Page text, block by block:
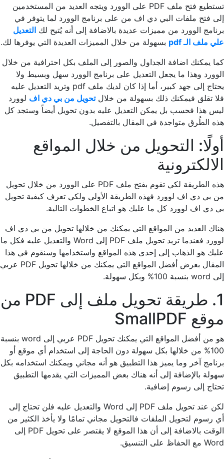
تستطيع فتح ملف PDF على الوورد ويتجه العديد من المستخدمين
إلى فتح ملفات البي دي اف من على برنامج الوورد لما يتوفر في
برنامج الوورد من مميزات عديدة بالاضافة إلى أنه يُتيح لك التعديل
علي ملف الـ pdf
بسهولة من خلال المميزات العديدة التي يوفرها لك.
كما يمكنك اضافة الجداول والصور إلى الملف بكل احترافية من خلال
الوورد وهذا ما يجعل التعديل على برنامج الوورد سهل وبسيط ولا
يحتاج إلى جهد كبير، أما إذا كان لديك ملف pdf وتريد التعديل عليه
فلا تقلق فيمكنك ذلك بسهولة من خلالتحويل من بي دي اف لوورد
ليس هذا فحسب بل يمكن التعديل عليه بدون تحويل أيضاً وستجد كل
هذه الطُرق متواجدة في المقال بالتفصيل.
أولًا: التحويل من خلال المواقع
الالكترونية
هذه الطريقة لكي تقوم بفتح ملف PDF على الوورد من خلال تحويل
من بي دي اف لوورد فهذه الطريقة الأولي ولكي تعرف كيفية تحويل
بي دي اف لوورد كل ما عليك هو اتباع الخطوات التالية.
هناك العديد من المواقع التي يمكنك من خلالها تحويل من بي دي اف
لوورد فعندما تريد تحويل ملف PDF إلى Word والتعديل عليه فكل ما
عليك هو الذهاب إلى إحدى هذه المواقع واستخدامها وسنقوم في هذا
المقال بعرض أفضل المواقع التي يمكنك من خلالها تحويل PDF عربي
إلى word بنسبة 100% وبكل سهولة.
1. طريقة تحويل ملف إلى PDF من
موقع SmallPDF
هو من أفضل المواقع التي يمكنك تحويل PDF عربي إلى word بنسبة
100% من خلالها بكل سهولة دون الحاجة إلى استخدام أي موقع أو
برنامج آخر وما يميز هذا التطبيق هو أنه مجاني ويمكنك استخدامه بكل
سهولة بالإضافة إلى أنه هناك بعض المميزات التي يقدمها التطبيق
تحتاج إلى رسوم إضافية.
لكن عند تحويل ملف PDF إلى Word والتعديل عليه فلن تحتاج إلى
أي رسوم لتحويل الملفات فالتحويل مجاني تمامًا ولا يأخذ الكثير من
الوقت بالاضافة إلى أن هذا الموقع لا يقتصر على تحويل PDF إلى
Word مع الحفاظ على التنسيق.